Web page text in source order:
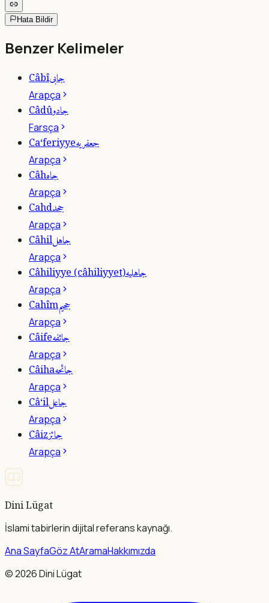
Hata Bildir
Benzer Kelimeler
Câbîجابى
Arapça
Câdûجادو
Farsça
Ca‘feriyyeجعفريه
Arapça
Câhجاه
Arapça
Cahdجحد
Arapça
Câhilجاهل
Arapça
Câhiliyye (câhiliyyet)جاهليه
Arapça
Cahîmجحيم
Arapça
Câifeجائفه
Arapça
Câihaجائحه
Arapça
Câ‘ilجاعل
Arapça
Câizجائز
Arapça
Dini Lügat
İslami tabirlerin dijital referans kaynağı.
Ana SayfaGöz AtAramaHakkımızda
©2026Dini Lügat